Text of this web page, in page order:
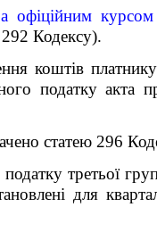
офіційним
292 Кодексу).
коштів
податку акта
статею 296
третьої
для